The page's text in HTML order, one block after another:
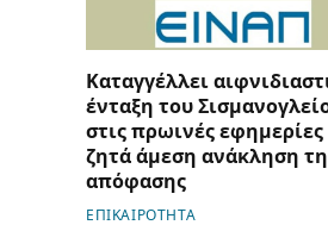
Καταγγέλλει
ένταξη του
στις πρωινές εφημερίες
ζητά άμεση ανάκληση
απόφασης
ΕΠΙΚΑΙΡΟΤΗΤΑ